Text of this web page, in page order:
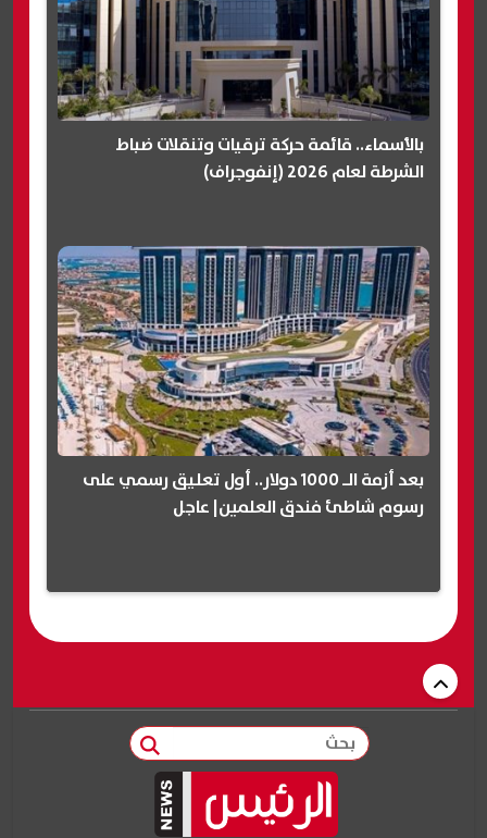
بالأسماء.. قائمة حركة ترقيات وتنقلات ضباط
الشرطة لعام 2026 (إنفوجراف)
بعد أزمة الـ 1000 دولار.. أول تعليق رسمي على
رسوم شاطئ فندق العلمين| عاجل
بحث